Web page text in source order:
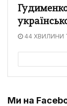
44 ХВИЛИНИ
Ми на